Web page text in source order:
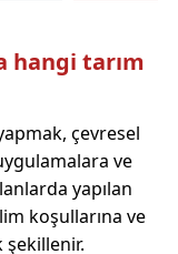
hangi tarım
çevresel
ve
yapılan
koşullarına ve
şekillenir.